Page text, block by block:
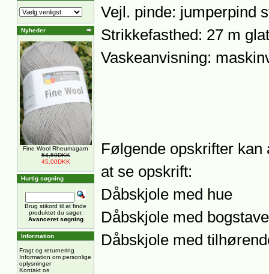
Nyheder
Fine Wool Rheumagarn
54,50DKK
45,00DKK
Hurtig søgning
Brug stikord til at finde
produktet du søger.
Avanceret søgning
Information
Fragt og returnering
Information om personlige
oplysninger
Kontakt os
Vejl. pinde: jumperpind
Strikkefasthed: 27 m
Vaskeanvisning:
Følgende opskrifter
at se opskrift:
Dåbskjole med hue
Dåbskjole med
Dåbskjole med